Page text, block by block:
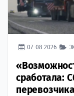
07-08-2026
сработала: